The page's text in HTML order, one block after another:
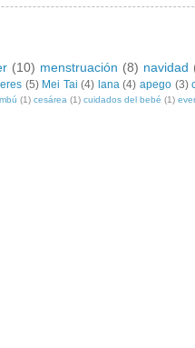
(10) menstruación (8) navidad
(5) Mei Tai (4) lana (4) apego (3)
(1) cesárea (1) cuidados del bebé (1)